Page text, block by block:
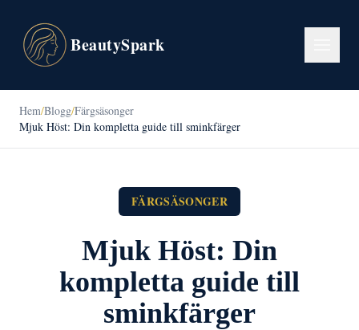
BeautySpark
Hem/Blogg/Färgsäsonger
Mjuk Höst: Din kompletta guide till sminkfärger
FÄRGSÄSONGER
Mjuk Höst: Din
kompletta guide till
sminkfärger